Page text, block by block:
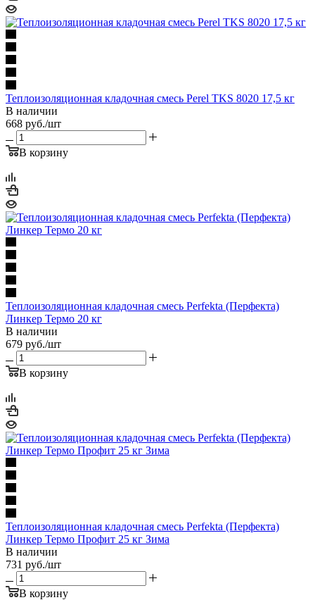
Теплоизоляционная кладочная смесь Perel TKS 8020 17,5 кг
В наличии
668 руб./шт
В корзину
Теплоизоляционная кладочная смесь Perfekta (Перфекта)
Линкер Термо 20 кг
В наличии
679 руб./шт
В корзину
Теплоизоляционная кладочная смесь Perfekta (Перфекта)
Линкер Термо Профит 25 кг Зима
В наличии
731 руб./шт
В корзину